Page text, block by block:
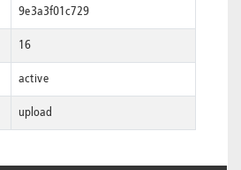
9e3a3f01c729
16
active
upload